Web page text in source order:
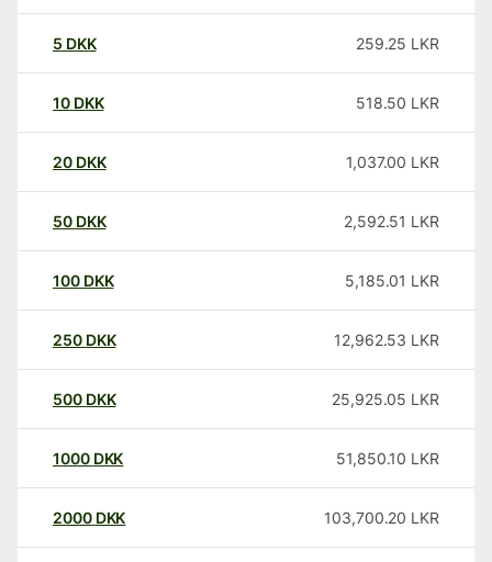
5 DKK 259.25 LKR
10 DKK 518.50 LKR
20 DKK 1,037.00 LKR
50 DKK 2,592.51 LKR
100 DKK 5,185.01 LKR
250 DKK 12,962.53 LKR
500 DKK 25,925.05 LKR
1000 DKK 51,850.10 LKR
2000 DKK 103,700.20 LKR